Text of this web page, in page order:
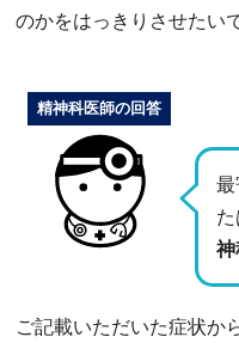
のかをはっきりさせたい
最
精神科医師の回答
ご記載いただいた症状か